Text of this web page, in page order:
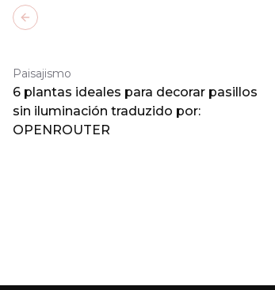
Paisajismo
6 plantas ideales para decorar pasillos
sin iluminación traduzido por:
OPENROUTER
Previous slide